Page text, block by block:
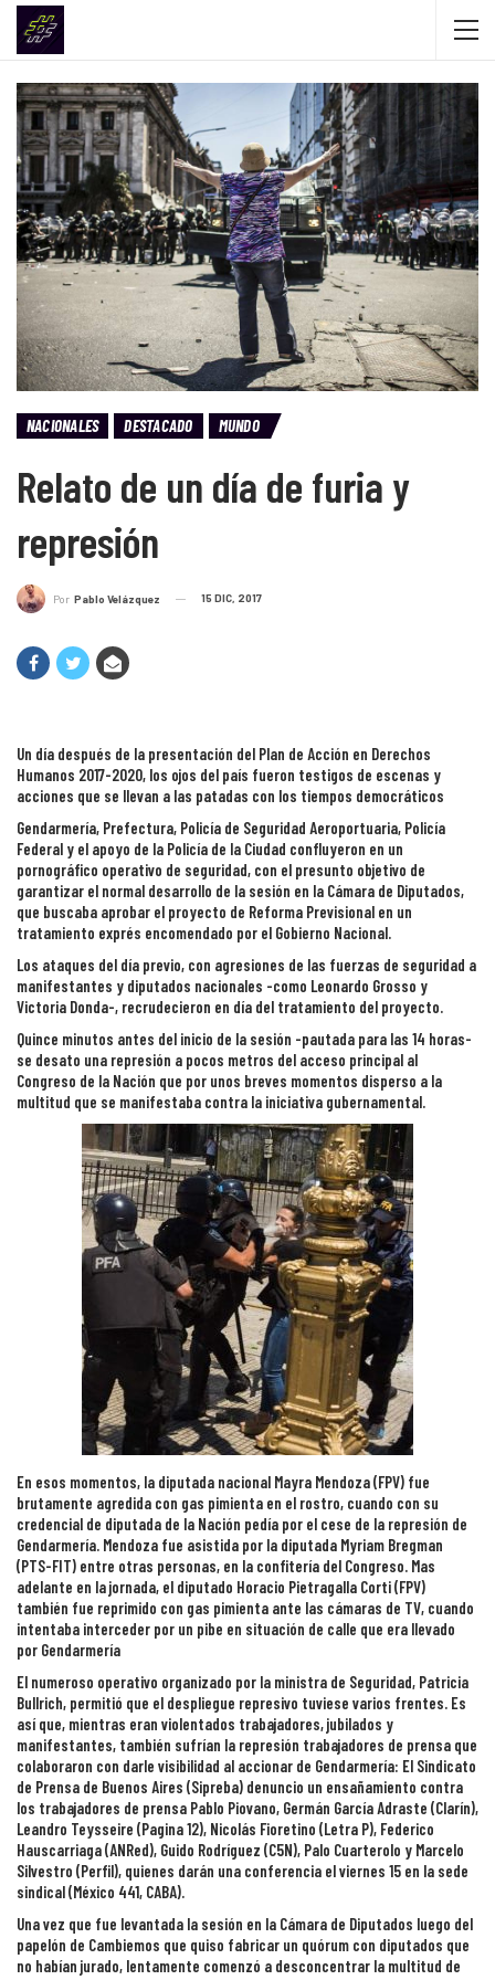
NACIONALES DESTACADO MUNDO
Relato de un día de furia y
represión
Por Pablo Velázquez 15 DIC, 2017
Un día después de la presentación del Plan de Acción en Derechos
Humanos 2017-2020, los ojos del país fueron testigos de escenas y
acciones que se llevan a las patadas con los tiempos democráticos
Gendarmería, Prefectura, Policía de Seguridad Aeroportuaria, Policía
Federal y el apoyo de la Policía de la Ciudad confluyeron en un
pornográfico operativo de seguridad, con el presunto objetivo de
garantizar el normal desarrollo de la sesión en la Cámara de Diputados,
que buscaba aprobar el proyecto de Reforma Previsional en un
tratamiento exprés encomendado por el Gobierno Nacional.
Los ataques del día previo, con agresiones de las fuerzas de seguridad a
manifestantes y diputados nacionales -como Leonardo Grosso y
Victoria Donda-, recrudecieron en día del tratamiento del proyecto.
Quince minutos antes del inicio de la sesión -pautada para las 14 horas-
se desato una represión a pocos metros del acceso principal al
Congreso de la Nación que por unos breves momentos disperso a la
multitud que se manifestaba contra la iniciativa gubernamental.
En esos momentos, la diputada nacional Mayra Mendoza (FPV) fue
brutamente agredida con gas pimienta en el rostro, cuando con su
credencial de diputada de la Nación pedía por el cese de la represión de
Gendarmería. Mendoza fue asistida por la diputada Myriam Bregman
(PTS-FIT) entre otras personas, en la confitería del Congreso. Mas
adelante en la jornada, el diputado Horacio Pietragalla Corti (FPV)
también fue reprimido con gas pimienta ante las cámaras de TV, cuando
intentaba interceder por un pibe en situación de calle que era llevado
por Gendarmería
El numeroso operativo organizado por la ministra de Seguridad, Patricia
Bullrich, permitió que el despliegue represivo tuviese varios frentes. Es
así que, mientras eran violentados trabajadores, jubilados y
manifestantes, también sufrían la represión trabajadores de prensa que
colaboraron con darle visibilidad al accionar de Gendarmería: El Sindicato
de Prensa de Buenos Aires (Sipreba) denuncio un ensañamiento contra
los trabajadores de prensa Pablo Piovano, Germán García Adraste (Clarín),
Leandro Teysseire (Pagina 12), Nicolás Fioretino (Letra P), Federico
Hauscarriaga (ANRed), Guido Rodríguez (C5N), Palo Cuarterolo y Marcelo
Silvestro (Perfil), quienes darán una conferencia el viernes 15 en la sede
sindical (México 441, CABA).
Una vez que fue levantada la sesión en la Cámara de Diputados luego del
papelón de Cambiemos que quiso fabricar un quórum con diputados que
no habían jurado, lentamente comenzó a desconcentrar la multitud de